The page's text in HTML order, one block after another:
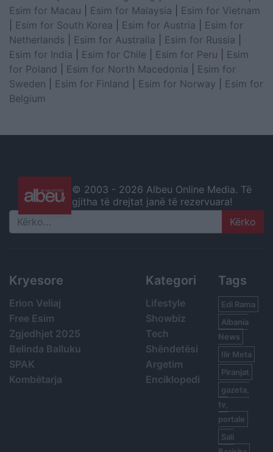
Esim for Macau
Esim for Malaysia
Esim for Vietnam
Esim for South Korea Esim for Austria
Esim for
Netherlands
Esim for Australia Esim for Russia
Esim for India
Esim for Chile Esim for Peru
Esim
for Poland
Esim for North Macedonia
Esim for
Sweden
Esim for Finland Esim for Norway
Esim for
Belgium
© 2003 - 2026 Albeu Online Media. Të
gjitha të drejtat janë të rezervuara!
Search
Kryesore
Erion Veliaj
Free Esim
Zgjedhjet 2025
Belinda Balluku
SPAK
Kombëtarja
Kategori
Lifestyle
Showbiz
Tech
Shëndetësi
Argetim
Enciklopedi
Tags
Edi Rama
Albania
News
Ilir Meta
Piranjat
gazeta,
tv,
portale
Sali